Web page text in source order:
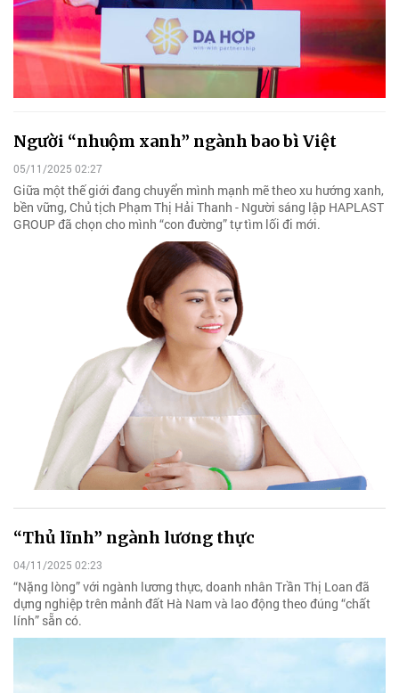
Người “nhuộm xanh” ngành bao bì Việt
05/11/2025 02:27
Giữa một thế giới đang chuyển mình mạnh mẽ theo xu hướng xanh,
bền vững, Chủ tịch Phạm Thị Hải Thanh - Người sáng lập HAPLAST
GROUP đã chọn cho mình “con đường” tự tìm lối đi mới.
“Thủ lĩnh” ngành lương thực
04/11/2025 02:23
“Nặng lòng” với ngành lương thực, doanh nhân Trần Thị Loan đã
dựng nghiệp trên mảnh đất Hà Nam và lao động theo đúng “chất
lính” sẵn có.